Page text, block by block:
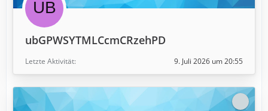
ubGPWSYTMLCcmCRzehPD
Letzte Aktivität 9. Juli 2026 um 20:55